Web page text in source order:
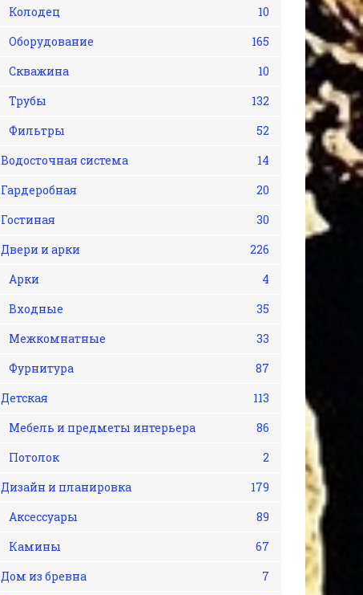
Колодец
10
Оборудование
165
Скважина
10
Трубы
132
Фильтры
52
Водосточная система
14
Гардеробная
20
Гостиная
30
Двери и арки
226
Арки
4
Входные
35
Межкомнатные
33
Фурнитура
87
Детская
113
Мебель и предметы интерьера
86
Потолок
2
Дизайн и планировка
179
Аксессуары
89
Камины
67
Дом из бревна
7